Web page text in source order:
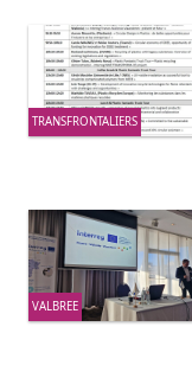
TRANSFRONTALIERS
VALBREE